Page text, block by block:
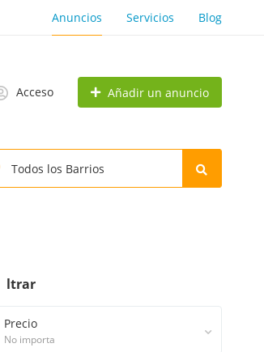
Anuncios Servicios Blog
Acceso Añadir un anuncio
Filtrar
Precio
No importa